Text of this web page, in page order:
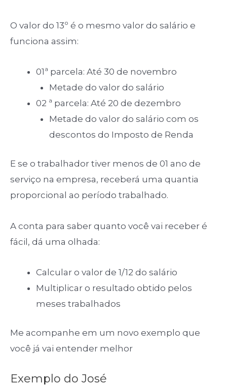
O valor do 13º é o mesmo valor do salário e
funciona assim:
01ª parcela: Até 30 de novembro
Metade do valor do salário
02 ª parcela: Até 20 de dezembro
Metade do valor do salário com os
descontos do Imposto de Renda
E se o trabalhador tiver menos de 01 ano de
serviço na empresa, receberá uma quantia
proporcional ao período trabalhado.
A conta para saber quanto você vai receber é
fácil, dá uma olhada:
Calcular o valor de 1/12 do salário
Multiplicar o resultado obtido pelos
meses trabalhados
Me acompanhe em um novo exemplo que
você já vai entender melhor
Exemplo do José